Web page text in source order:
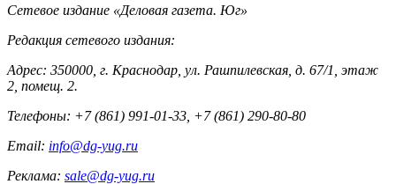
Контакты
Сетевое издание «Деловая газета. Юг»
Редакция сетевого издания:
Адрес: 350000, г. Краснодар, ул. Рашпилевская, д. 67/1, этаж
2, помещ. 2.
Телефоны: +7 (861) 991-01-33, +7 (861) 290-80-80
Email: info@dg-yug.ru
Реклама: sale@dg-yug.ru